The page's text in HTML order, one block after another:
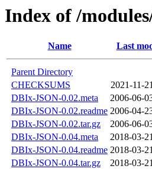
Index of /
Name Last
Parent Directory
CHECKSUMS
2021-11-
DBIx-JSON-0.02.meta
2006-06-
DBIx-JSON-0.02.readme 2006-04-
DBIx-JSON-0.02.tar.gz
2006-06-
DBIx-JSON-0.04.meta
2018-03-
DBIx-JSON-0.04.readme 2018-03-
DBIx-JSON-0.04.tar.gz
2018-03-